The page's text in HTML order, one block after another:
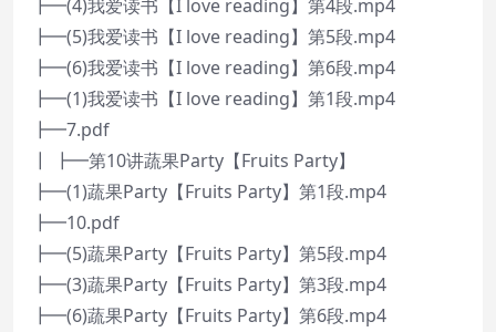
┣━(4)我爱读书【I love reading】第4段.mp4
┣━(5)我爱读书【I love reading】第5段.mp4
┣━(6)我爱读书【I love reading】第6段.mp4
┣━(1)我爱读书【I love reading】第1段.mp4
┣━7.pdf
┃ ┣━第10讲蔬果Party【Fruits Party】
┣━(1)蔬果Party【Fruits Party】第1段.mp4
┣━10.pdf
┣━(5)蔬果Party【Fruits Party】第5段.mp4
┣━(3)蔬果Party【Fruits Party】第3段.mp4
┣━(6)蔬果Party【Fruits Party】第6段.mp4